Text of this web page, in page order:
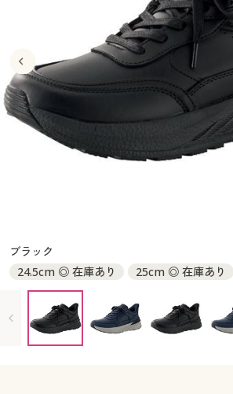
カーテン・ラグ・ファブリック
美容・健康・サプリメント
制服・スクールすべて
制服・学生服
ジュニア・ティーンズ下着
大きいサイズ通販すべて
大きいサイズ レディース服
大きいサイズ 事務・制服
バーゲン
バーゲンセール
詳細検索
カタログ・チラシからのご注文
デジタルカタログ
カタログ無料プレゼント
カーテン・ラグ・ファブリック
ジュニア・ティーンズ下着
大きいサイズ通販すべて
大きいサイズ レディース服
大きいサイズ レディース下着
大きいサイズ メンズ
バーゲンセール
シークレットセール
詳細検索
商品カテゴリ一覧
カタログ無料プレゼント
会員メニュー
ブラック
24.5cm ◎ 在庫あり
25cm ◎ 在庫あり
25.5cm ○ 在庫わずか
26.5cm × 入荷未定
27cm ○ 在庫わずか